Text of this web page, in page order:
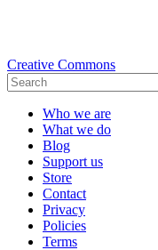
Creative Commons
Who we are
What we do
Blog
Support us
Store
Contact
Privacy
Policies
Terms